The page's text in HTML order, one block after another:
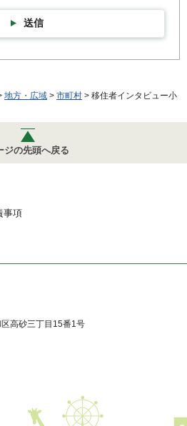
送信
地方・広域 > 市町村 > 移住者インタビュー小
ジの先頭へ戻る
事項
高砂三丁目15番1号